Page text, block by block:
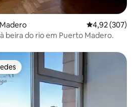
4,92 de uma
4,92 (307)
beira do rio em Puerto Madero.
dos hóspedes